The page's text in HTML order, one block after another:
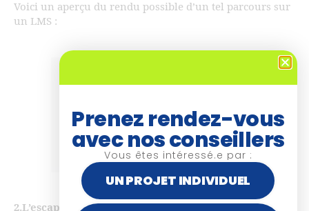
Voici un aperçu du rendu possible d’un tel parcours sur
un LMS :
2.L’escape game
Prenez rendez-vous
avec nos conseillers
Vous êtes intéressé.e par :
UN PROJET INDIVIDUEL